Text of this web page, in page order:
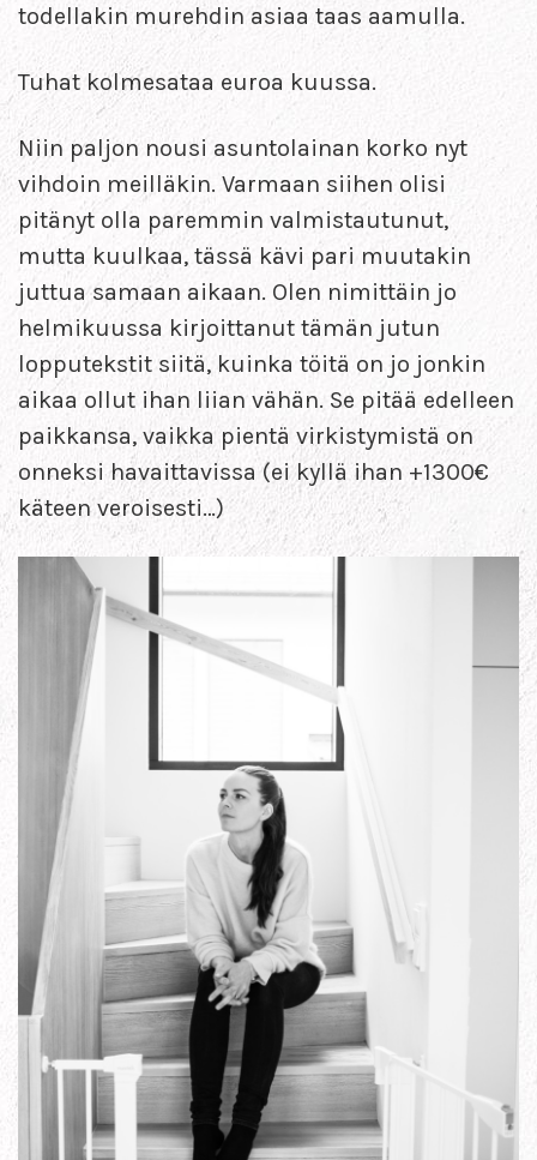
todellakin murehdin asiaa taas aamulla.
Tuhat kolmesataa euroa kuussa.
Niin paljon nousi asuntolainan korko nyt
vihdoin meilläkin. Varmaan siihen olisi
pitänyt olla paremmin valmistautunut,
mutta kuulkaa, tässä kävi pari muutakin
juttua samaan aikaan. Olen nimittäin jo
helmikuussa kirjoittanut tämän jutun
lopputekstit siitä, kuinka töitä on jo jonkin
aikaa ollut ihan liian vähän. Se pitää edelleen
paikkansa, vaikka pientä virkistymistä on
onneksi havaittavissa (ei kyllä ihan +1300€
käteen veroisesti…)